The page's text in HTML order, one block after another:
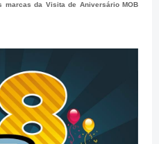
marcas da Visita de Aniversário MOB